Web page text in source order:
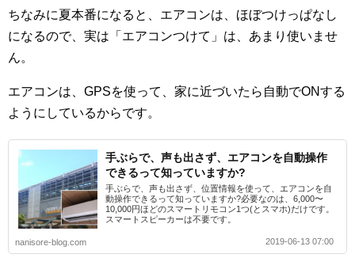
ちなみに夏本番になると、エアコンは、ほぼつけっぱなし
になるので、実は「エアコンつけて」は、あまり使いませ
ん。
エアコンは、GPSを使って、家に近づいたら自動でONする
ようにしているからです。
手ぶらで、声も出さず、エアコンを自動操作
できるって知っていますか?
手ぶらで、声も出さず、位置情報を使って、エアコンを自
動操作できるって知っていますか?必要なのは、6,000〜
10,000円ほどのスマートリモコン1つ(とスマホ)だけです。
スマートスピーカーは不要です。
nanisore-blog.com 2019-06-13 07:00